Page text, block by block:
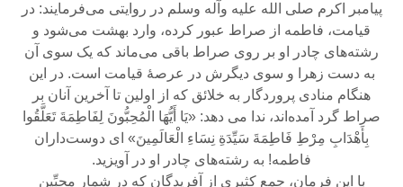
پیامبر اکرم صلی الله علیه وآله وسلم در روایتی می‌فرمایند: در
قیامت، فاطمه از صراط عبور کرده، وارد بهشت می‌شود و
رشته‌های چادر او بر روی صراط باقی می‌ماند که یک سوی آن
به دست زهرا و سوی دیگرش در عرصۀ قیامت است. در این
هنگام منادی پروردگار به خلائق که از اولین تا آخرین آنان بر
صراط گرد آمده‌اند، ندا‌ می دهد: «یَا أَیُّهَا الْمُحِبُّونَ لِفَاطِمَةَ تَعَلَّقُوا
بِأَهْدَابِ مِرْطِ فَاطِمَةَ سَیِّدَةِ نِسَاءِ الْعَالَمِینَ» ای دوست‌داران
فاطمه! به رشته‌های چادر او در آویزید.
با این فرمان، جمع کثیری از آفریدگان که در شمار محبِّین